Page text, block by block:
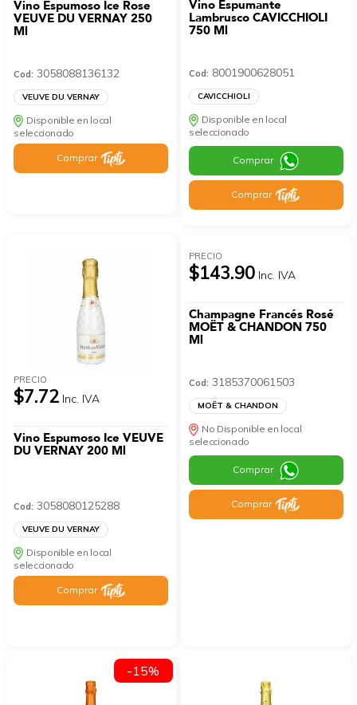
Vino Espumoso Ice Rose
VEUVE DU VERNAY 250
Ml
Cod: 3058088136132
VEUVE DU VERNAY
Disponible en local
seleccionado
Comprar
Vino Espumante
Lambrusco CAVICCHIOLI
750 Ml
Cod: 8001900628051
CAVICCHIOLI
Disponible en local
seleccionado
Comprar
Comprar
PRECIO
$7.72 Inc. IVA
Vino Espumoso Ice VEUVE
DU VERNAY 200 Ml
Cod: 3058080125288
VEUVE DU VERNAY
Disponible en local
seleccionado
Comprar
PRECIO
$143.90 Inc. IVA
Champagne Francés Rosé
MOËT & CHANDON 750
Ml
Cod: 3185370061503
MOËT & CHANDON
No Disponible en local
seleccionado
Comprar
Comprar
-15%